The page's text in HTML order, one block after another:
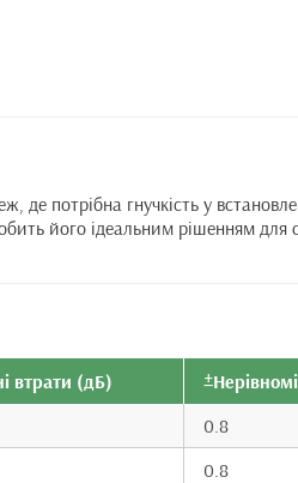
потрібна гнучкість у
його ідеальним рішенням
втрати (дБ)
0.8
0.8